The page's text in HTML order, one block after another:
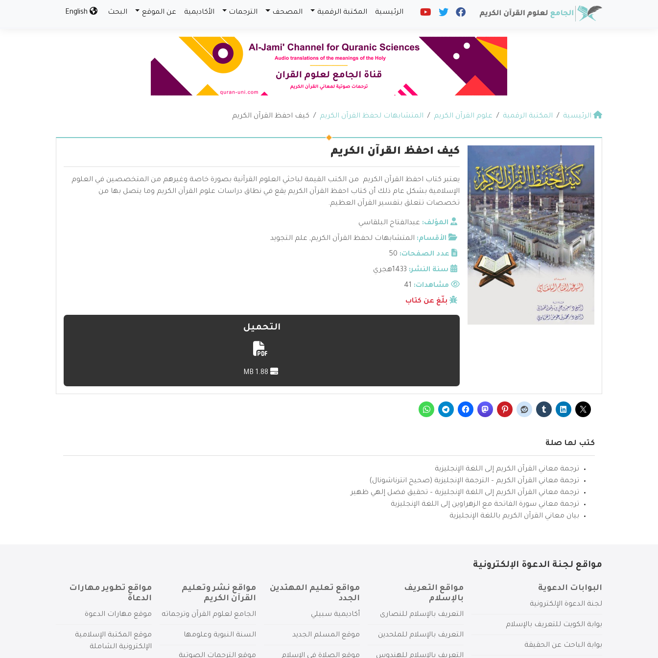
الرئيسية المكتبة الرقمية المصحف الترجمات الأكاديمية عن الموقع البحث
الرئيسية المكتبة الرقمية علوم القرآن الكريم المتشابهات لحفظ القرآن الكريم كيف احفظ القرآن الكريم
كيف احفظ القرآن الكريم
يعتبر كتاب احفظ القرآن الكريم من الكتب القيمة لباحثي العلوم القرآنية بصورة خاصة وغيرهم من المتخصصين في العلوم
الإسلامية بشكل عام ذلك أن كتاب احفظ القرآن الكريم يقع في نطاق دراسات علوم القرآن الكريم وما يتصل بها من
تخصصات تتعلق بتفسير القرآن العظيم.
المؤلف: عبدالفتاح البلقاسي
الأقسام: المتشابهات لحفظ القرآن الكريم, علم التجويد
عدد الصفحات: 50
سنة النشر: 1433هجري
مشاهدات:
بلّغ عن كتاب
التحميل
كتب لها صلة
ترجمة معاني القرآن الكريم إلى اللغة الإنجليزية
ترجمة معاني القرآن الكريم – الترجمة الإنجليزية (صحيح انترناشونال)
ترجمة معاني القرآن الكريم إلى اللغة الإنجليزية – تحقيق فضل إلهي ظهير
ترجمة معاني سورة الفاتحة مع الزهراوين إلى اللغة الإنجليزية
بيان معاني القرآن الكريم باللغة الإنجليزية
مواقع لجنة الدعوة الإلكترونية
البوابات الدعوية
لجنة الدعوة الإلكترونية
بوابة الكويت للتعريف بالإسلام
بوابة الباحث عن الحقيقة
مواقع التعريف
بالإسلام
التعريف بالإسلام للنصارى
التعريف بالإسلام للملحدين
التعريف بالإسلام للهندوس
مواقع تعليم المهتدين
الجدد
أكاديمية سبيلي
موقع المسلم الجديد
موقع الصلاة في الإسلام
مواقع نشر وتعليم
القرآن الكريم
الجامع لعلوم القرآن وترجماته
السنة النبوية وعلومها
موقع الترجمات الصوتية
مواقع تطوير مهارات
الدعاة
موقع مهارات الدعوة
موقع المكتبة الإسلامية
الإلكترونية الشاملة